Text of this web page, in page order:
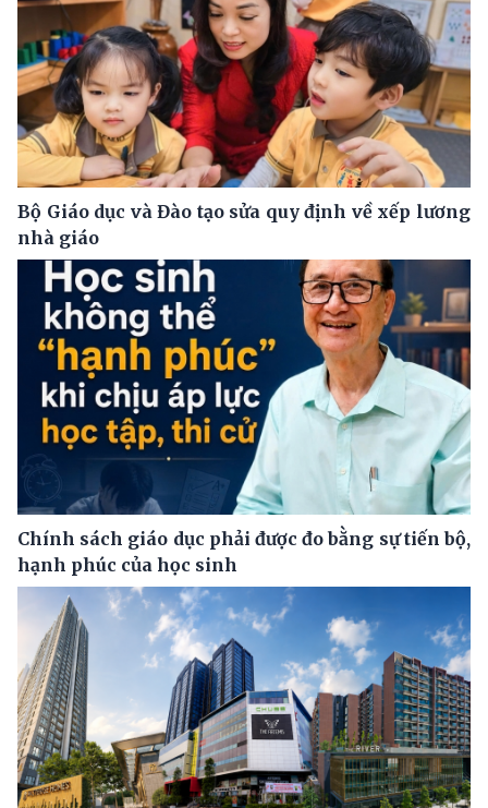
Bộ Giáo dục và Đào tạo sửa quy định về xếp lương
nhà giáo
Chính sách giáo dục phải được đo bằng sự tiến bộ,
hạnh phúc của học sinh